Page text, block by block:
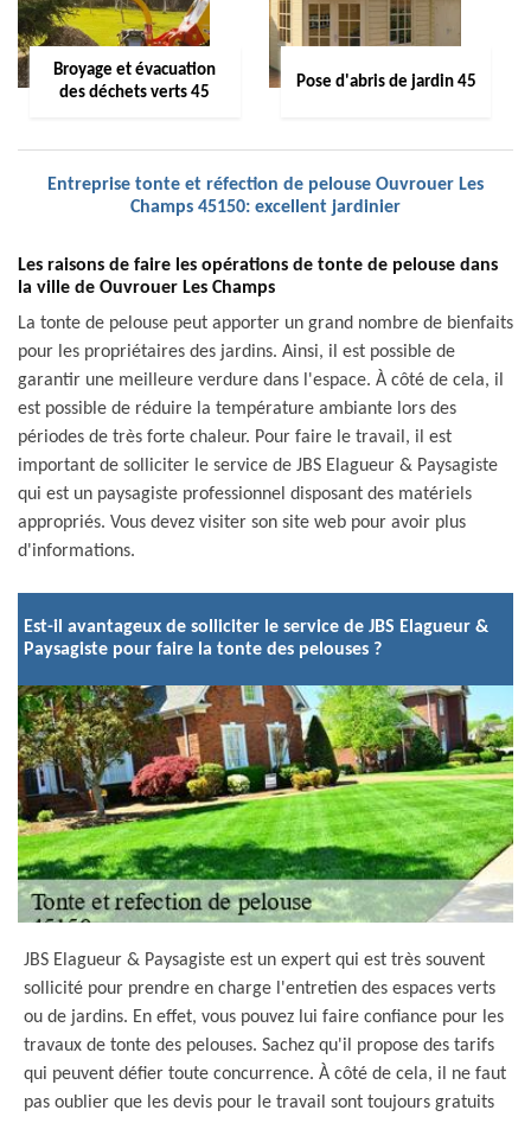
Broyage et évacuation
des déchets verts 45
Pose d'abris de jardin 45
Entreprise tonte et réfection de pelouse Ouvrouer Les
Champs 45150: excellent jardinier
Les raisons de faire les opérations de tonte de pelouse dans
la ville de Ouvrouer Les Champs
La tonte de pelouse peut apporter un grand nombre de bienfaits
pour les propriétaires des jardins. Ainsi, il est possible de
garantir une meilleure verdure dans l'espace. À côté de cela, il
est possible de réduire la température ambiante lors des
périodes de très forte chaleur. Pour faire le travail, il est
important de solliciter le service de JBS Elagueur & Paysagiste
qui est un paysagiste professionnel disposant des matériels
appropriés. Vous devez visiter son site web pour avoir plus
d'informations.
Est-il avantageux de solliciter le service de JBS Elagueur &
Paysagiste pour faire la tonte des pelouses ?
JBS Elagueur & Paysagiste est un expert qui est très souvent
sollicité pour prendre en charge l'entretien des espaces verts
ou de jardins. En effet, vous pouvez lui faire confiance pour les
travaux de tonte des pelouses. Sachez qu'il propose des tarifs
qui peuvent défier toute concurrence. À côté de cela, il ne faut
pas oublier que les devis pour le travail sont toujours gratuits